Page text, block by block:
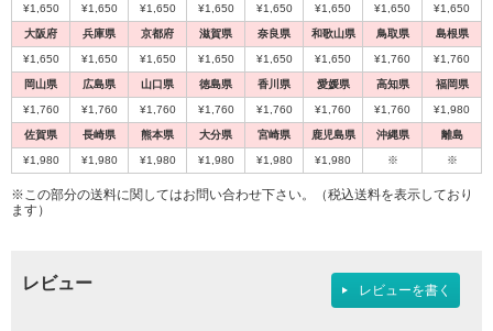
※この部分の送料に関してはお問い合わせ下さい。（税込送料を表示しており
ます）
¥1,650 ¥1,650 ¥1,650 ¥1,650 ¥1,650 ¥1,650 ¥1,650 ¥1,650
大阪府 兵庫県 京都府 滋賀県 奈良県 和歌山県 鳥取県 島根県
¥1,650 ¥1,650 ¥1,650 ¥1,650 ¥1,650 ¥1,650 ¥1,760 ¥1,760
岡山県 広島県 山口県 徳島県 香川県 愛媛県 高知県 福岡県
¥1,760 ¥1,760 ¥1,760 ¥1,760 ¥1,760 ¥1,760 ¥1,760 ¥1,980
佐賀県 長崎県 熊本県 大分県 宮崎県 鹿児島県 沖縄県 離島
¥1,980 ¥1,980 ¥1,980 ¥1,980 ¥1,980 ¥1,980 ※ ※
レビュー レビューを書く